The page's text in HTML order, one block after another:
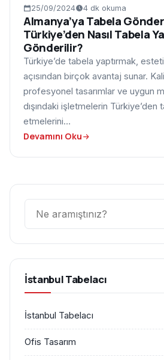
BLOG
25/09/2024 4 dk okuma
Almanya’ya Tabela
Türkiye’den Nasıl Tabela
Gönderilir?
Türkiye’de tabela yaptırmak,
açısından birçok avantaj sunar.
profesyonel tasarımlar ve uygun
dışındaki işletmelerin Türkiye’den
etmelerini…
Devamını Oku
İstanbul Tabelacı
İstanbul Tabelacı
Ofis Tasarım